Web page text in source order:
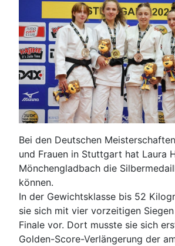
Bei den Deutschen
und Frauen in Stuttgart hat Laura
Mönchengladbach die
können.
In der Gewichtsklasse bis 52
sie sich mit vier vorzeitigen
Finale vor. Dort musste sie sich
Golden-Score-Verlängerung der